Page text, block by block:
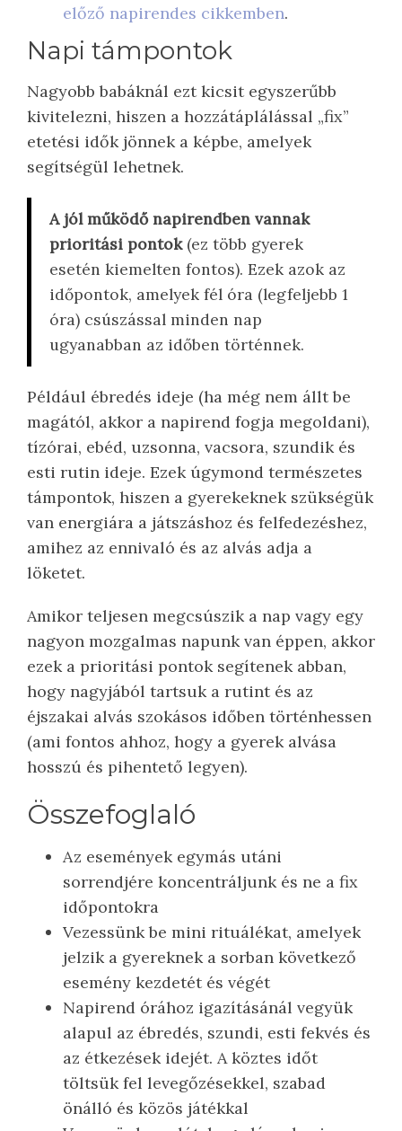
előző napirendes cikkemben.
Napi támpontok
Nagyobb babáknál ezt kicsit egyszerűbb
kivitelezni, hiszen a hozzátáplálással „fix”
etetési idők jönnek a képbe, amelyek
segítségül lehetnek.
A jól működő napirendben vannak
prioritási pontok(ez több gyerek
esetén kiemelten fontos). Ezek azok az
időpontok, amelyek fél óra (legfeljebb 1
óra) csúszással minden nap
ugyanabban az időben történnek.
Például ébredés ideje (ha még nem állt be
magától, akkor a napirend fogja megoldani),
tízórai, ebéd, uzsonna, vacsora, szundik és
esti rutin ideje. Ezek úgymond természetes
támpontok, hiszen a gyerekeknek szükségük
van energiára a játszáshoz és felfedezéshez,
amihez az ennivaló és az alvás adja a
löketet.
Amikor teljesen megcsúszik a nap vagy egy
nagyon mozgalmas napunk van éppen, akkor
ezek a prioritási pontok segítenek abban,
hogy nagyjából tartsuk a rutint és az
éjszakai alvás szokásos időben történhessen
(ami fontos ahhoz, hogy a gyerek alvása
hosszú és pihentető legyen).
Összefoglaló
Az események egymás utáni
sorrendjére koncentráljunk és ne a fix
időpontokra
Vezessünk be mini rituálékat, amelyek
jelzik a gyereknek a sorban következő
esemény kezdetét és végét
Napirend órához igazításánál vegyük
alapul az ébredés, szundi, esti fekvés és
az étkezések idejét. A köztes időt
töltsük fel levegőzésekkel, szabad
önálló és közös játékkal